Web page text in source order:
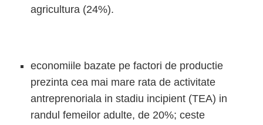
agricultura (24%).
economiile bazate pe factori de productie
prezinta cea mai mare rata de activitate
antreprenoriala in stadiu incipient (TEA) in
randul femeilor adulte, de 20%; ceste